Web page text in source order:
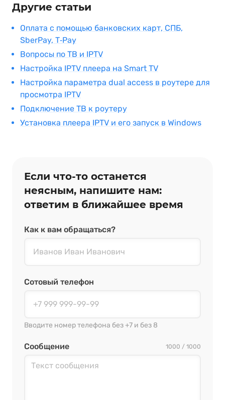
Другие статьи
Оплата с помощью банковских карт, СПБ,
SberPay, T‑Pay
Вопросы по ТВ и IPTV
Настройка IPTV плеера на Smart TV
Настройка параметра dual access в роутере для
просмотра IPTV
Подключение ТВ к роутеру
Установка плеера IPTV и его запуск в Windows
Если что‑то останется
неясным, напишите нам:
ответим в ближайшее время
Как к вам обращаться?
Сотовый телефон
Вводите номер телефона без +7 и без 8
Сообщение 1000 / 1000